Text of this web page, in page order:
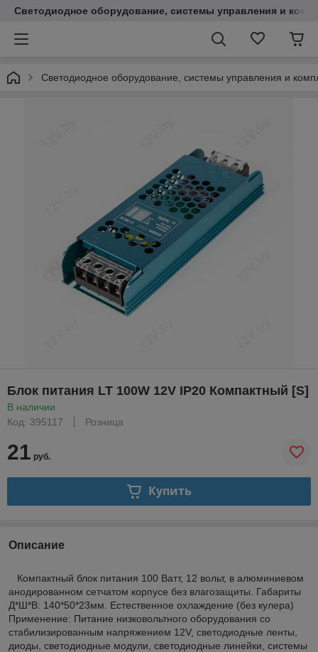
Светодиодное оборудование, системы управления и
Светодиодное оборудование, системы управления и
Блок питания LT 100W 12V IP20 Компактный [S]
В наличии
Код: 395117
Розница
21 руб.
Купить
Описание
Компактный блок питания 100 Ватт, 12 вольт, в алюминиевом
анодированном сетчатом корпусе без влагозащиты. Габариты
Д*Ш*В: 140*50*23мм. Естественное охлаждение (без кулера)
Применение: Питание низковольтного оборудования со
стабилизированным напряжением 12V, светодиодные ленты,
диоды, светодиодные модули, светодиодные линейки, системы